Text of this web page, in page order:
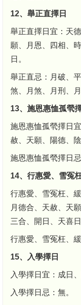
12、舉正直擇日
舉正直擇日宜：天
願、月恩、四相、
日。
舉正直忌：月破、
煞、月煞、月刑、
13、施恩惠恤孤煢
施恩惠恤孤煢擇日
赦、天願、陽德、
施恩惠恤孤煢擇日忌
14、行惠愛、雪冤
行惠愛、雪冤枉、
月德合、天赦、天
三合、開日、天喜日
行惠愛、雪冤枉、
15、入學擇日
入學擇日宜：成日、
入學擇日忌：無。